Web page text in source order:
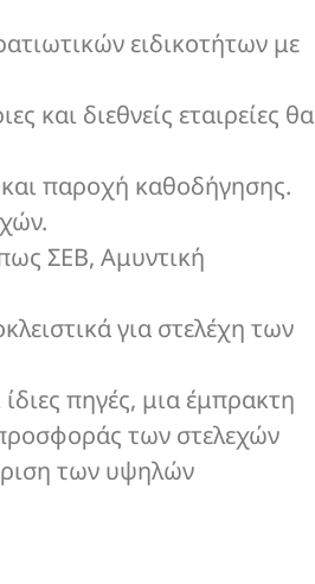
ειδικοτήτων με
και διεθνείς εταιρείες θα
παροχή καθοδήγησης.
ΣΕΒ, Αμυντική
για στελέχη των
πηγές, μια έμπρακτη
των στελεχών
των υψηλών